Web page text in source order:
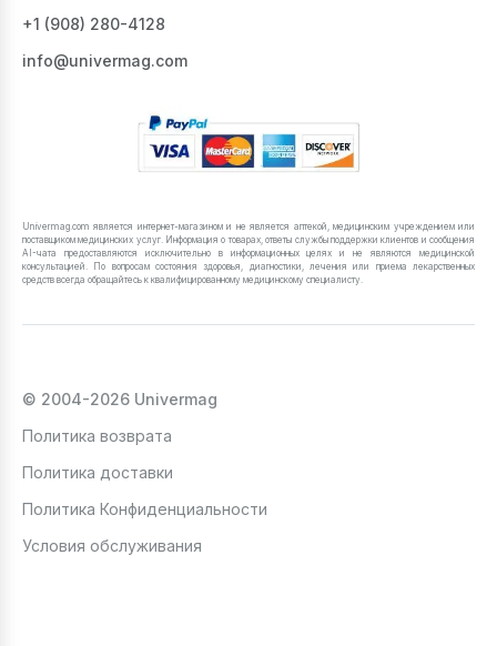
+1 ‪(908) 280-4128‬
info@univermag.com
Univermag.com является интернет-магазином и не является аптекой, медицинским учреждением или
поставщиком медицинских услуг. Информация о товарах, ответы службы поддержки клиентов и сообщения
AI-чата предоставляются исключительно в информационных целях и не являются медицинской
консультацией. По вопросам состояния здоровья, диагностики, лечения или приема лекарственных
средств всегда обращайтесь к квалифицированному медицинскому специалисту.
© 2004-2026 Univermag
Политика возврата
Политика доставки
Политика Конфиденциальности
Условия обслуживания